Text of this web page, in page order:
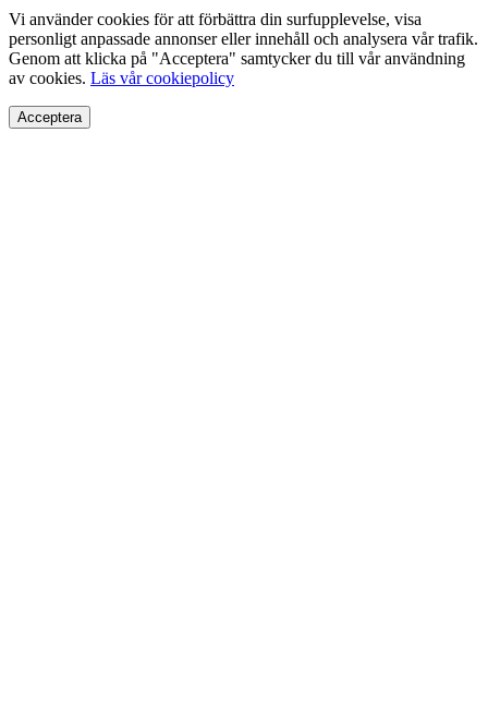
Vi använder cookies för att förbättra din surfupplevelse, visa
personligt anpassade annonser eller innehåll och analysera vår trafik.
Genom att klicka på "Acceptera" samtycker du till vår användning
av cookies. Läs vår cookiepolicy
Acceptera